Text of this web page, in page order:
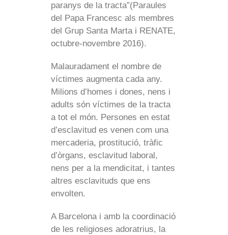
paranys de la tracta”(Paraules
del Papa Francesc als membres
del Grup Santa Marta i RENATE,
octubre-novembre 2016).
Malauradament el nombre de
víctimes augmenta cada any.
Milions d’homes i dones, nens i
adults són víctimes de la tracta
a tot el món. Persones en estat
d’esclavitud es venen com una
mercaderia, prostitució, tràfic
d’òrgans, esclavitud laboral,
nens per a la mendicitat, i tantes
altres esclavituds que ens
envolten.
A Barcelona i amb la coordinació
de les religioses adoratrius, la